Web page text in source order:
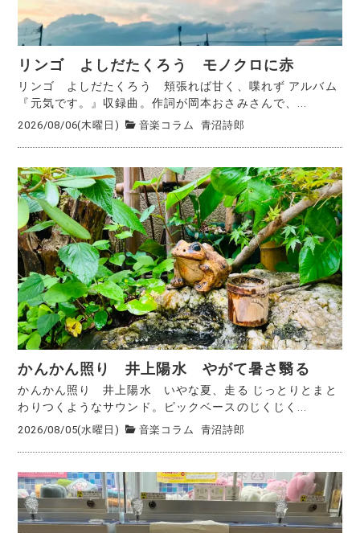
リンゴ よしだたくろう モノクロに赤
リンゴ よしだたくろう 頬張れば甘く、喋れず アルバム
『元気です。』収録曲。作詞が岡本おさみさんで、...
2026/08/06(木曜日) 音楽コラム 青沼詩郎
かんかん照り 井上陽水 やがて暑さ翳る
かんかん照り 井上陽水 いやな夏、走る じっとりとまと
わりつくようなサウンド。ピックベースのじくじく...
2026/08/05(水曜日) 音楽コラム 青沼詩郎